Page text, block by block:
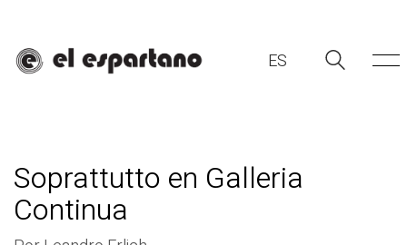
ES
Soprattutto en Galleria
Continua